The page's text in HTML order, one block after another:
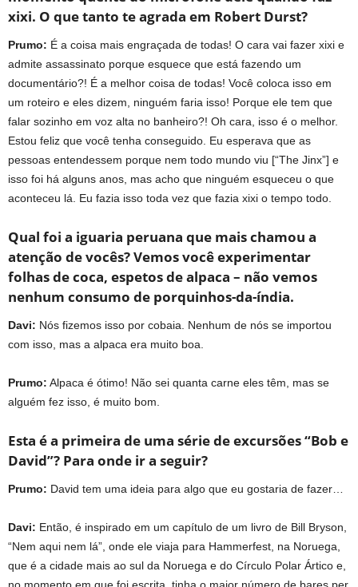
xixi. O que tanto te agrada em Robert Durst?
Prumo: É a coisa mais engraçada de todas! O cara vai fazer xixi e
admite assassinato porque esquece que está fazendo um
documentário?! É a melhor coisa de todas! Você coloca isso em
um roteiro e eles dizem, ninguém faria isso! Porque ele tem que
falar sozinho em voz alta no banheiro?! Oh cara, isso é o melhor.
Estou feliz que você tenha conseguido. Eu esperava que as
pessoas entendessem porque nem todo mundo viu [“The Jinx”] e
isso foi há alguns anos, mas acho que ninguém esqueceu o que
aconteceu lá. Eu fazia isso toda vez que fazia xixi o tempo todo.
Qual foi a iguaria peruana que mais chamou a
atenção de vocês? Vemos você experimentar
folhas de coca, espetos de alpaca – não vemos
nenhum consumo de porquinhos-da-índia.
Davi: Nós fizemos isso por cobaia. Nenhum de nós se importou
com isso, mas a alpaca era muito boa.
Prumo: Alpaca é ótimo! Não sei quanta carne eles têm, mas se
alguém fez isso, é muito bom.
Esta é a primeira de uma série de excursões “Bob e
David”? Para onde ir a seguir?
Prumo: David tem uma ideia para algo que eu gostaria de fazer…
Davi: Então, é inspirado em um capítulo de um livro de Bill Bryson,
“Nem aqui nem lá”, onde ele viaja para Hammerfest, na Noruega,
que é a cidade mais ao sul da Noruega e do Círculo Polar Ártico e,